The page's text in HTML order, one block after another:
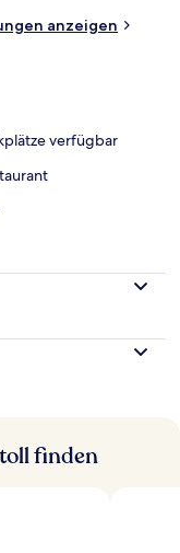
anzeigen
verfügbar
finden